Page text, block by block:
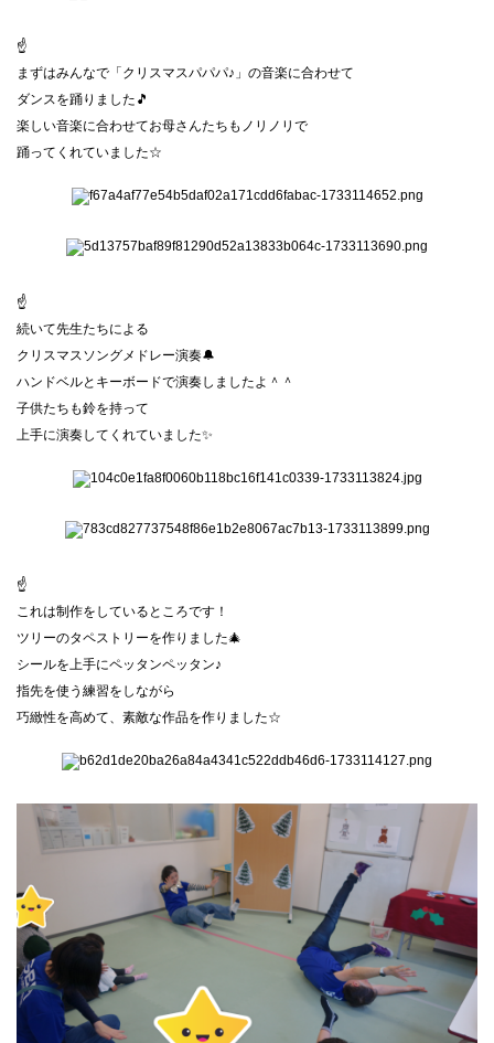
☝
まずはみんなで「クリスマスパパパ♪」の音楽に合わせて
ダンスを踊りました🎵
楽しい音楽に合わせてお母さんたちもノリノリで
踊ってくれていました☆
☝
続いて先生たちによる
クリスマスソングメドレー演奏🔔
ハンドベルとキーボードで演奏しましたよ＾＾
子供たちも鈴を持って
上手に演奏してくれていました✨
☝
これは制作をしているところです！
ツリーのタペストリーを作りました🎄
シールを上手にペッタンペッタン♪
指先を使う練習をしながら
巧緻性を高めて、素敵な作品を作りました☆